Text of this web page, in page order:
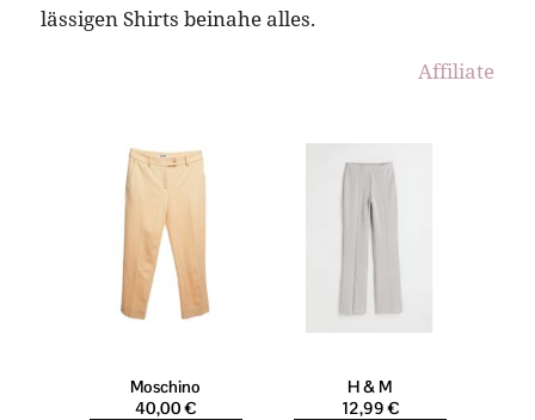
lässigen Shirts beinahe alles.
Affiliate